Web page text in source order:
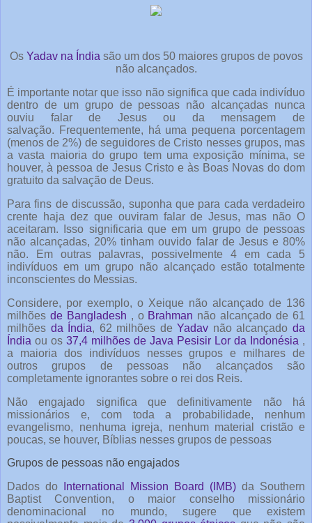
Os Yadav na Índia são um dos 50 maiores grupos de povos
não alcançados.
É importante notar que isso não significa que cada indivíduo
dentro de um grupo de pessoas não alcançadas nunca
ouviu falar de Jesus ou da mensagem de
salvação. Frequentemente, há uma pequena porcentagem
(menos de 2%) de seguidores de Cristo nesses grupos, mas
a vasta maioria do grupo tem uma exposição mínima, se
houver, à pessoa de Jesus Cristo e às Boas Novas do dom
gratuito da salvação de Deus.
Para fins de discussão, suponha que para cada verdadeiro
crente haja dez que ouviram falar de Jesus, mas não O
aceitaram. Isso significaria que em um grupo de pessoas
não alcançadas, 20% tinham ouvido falar de Jesus e 80%
não. Em outras palavras, possivelmente 4 em cada 5
indivíduos em um grupo não alcançado estão totalmente
inconscientes do Messias.
Considere, por exemplo, o Xeique não alcançado de 136
milhões de Bangladesh , o Brahman não alcançado de 61
milhões da Índia, 62 milhões deYadav não alcançadoda
Índia ou os 37,4 milhões de Java Pesisir Lor da Indonésia ,
a maioria dos indivíduos nesses grupos e milhares de
outros grupos de pessoas não alcançados são
completamente ignorantes sobre o rei dos Reis.
Não engajado significa que definitivamente não há
missionários e, com toda a probabilidade, nenhum
evangelismo, nenhuma igreja, nenhum material cristão e
poucas, se houver, Bíblias nesses grupos de pessoas
Grupos de pessoas não engajados
Dados do
International Mission Board (IMB) da Southern
Baptist Convention, o maior conselho missionário
denominacional no mundo, sugere que existem